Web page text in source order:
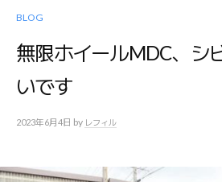
プ
BLOG
無限ホイールMDC、シ
いです
2023年6月4日 by レフィル